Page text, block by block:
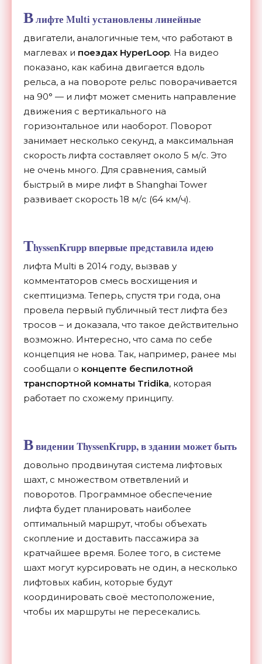
Влифте Multi установлены линейные
двигатели, аналогичные тем, что работают в
маглевах и поездах HyperLoop. На видео
показано, как кабина двигается вдоль
рельса, а на повороте рельс поворачивается
на 90° — и лифт может сменить направление
движения с вертикального на
горизонтальное или наоборот. Поворот
занимает несколько секунд, а максимальная
скорость лифта составляет около 5 м/с. Это
не очень много. Для сравнения, самый
быстрый в мире лифт в Shanghai Tower
развивает скорость 18 м/с (64 км/ч).
ThyssenKrupp впервые представила идею
лифта Multi в 2014 году, вызвав у
комментаторов смесь восхищения и
скептицизма. Теперь, спустя три года, она
провела первый публичный тест лифта без
тросов – и доказала, что такое действительно
возможно. Интересно, что сама по себе
концепция не нова. Так, например, ранее мы
сообщали о концепте беспилотной
транспортной комнаты Tridika, которая
работает по схожему принципу.
Ввидении ThyssenKrupp, в здании может быть
довольно продвинутая система лифтовых
шахт, с множеством ответвлений и
поворотов. Программное обеспечение
лифта будет планировать наиболее
оптимальный маршрут, чтобы объехать
скопление и доставить пассажира за
кратчайшее время. Более того, в системе
шахт могут курсировать не один, а несколько
лифтовых кабин, которые будут
координировать своё местоположение,
чтобы их маршруты не пересекались.